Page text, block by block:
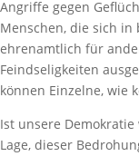
Angriffe gegen
Menschen, die sich
ehrenamtlich für
Feindseligkeiten
können Einzelne, wie
Ist unsere
Lage, dieser